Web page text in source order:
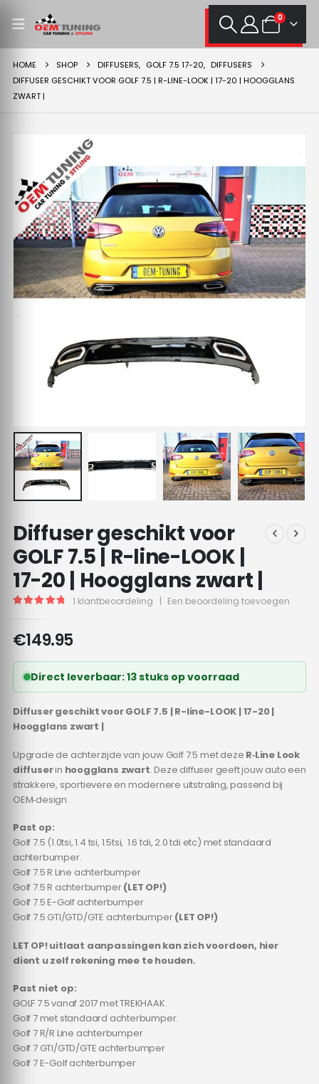
0
HOME SHOP DIFFUSERS, GOLF 7.5 17-20, DIFFUSERS
DIFFUSER GESCHIKT VOOR GOLF 7.5 | R-LINE-LOOK | 17-20 | HOOGGLANS
ZWART |
Diffuser geschikt voor
GOLF 7.5 | R-line-LOOK |
17-20 | Hoogglans zwart |
1 klantbeoordeling | Een beoordeling toevoegen
€149.95
Direct leverbaar: 13 stuks op voorraad
Diffuser geschikt voor GOLF 7.5 | R-line-LOOK | 17-20 |
Hoogglans zwart |
Upgrade de achterzijde van jouw Golf 7.5 met deze R‑Line Look
diffuserin hoogglans zwart. Deze diffuser geeft jouw auto een
strakkere, sportievere en modernere uitstraling, passend bij
OEM‑design.
Past op:
Golf 7.5 (1.0tsi, 1.4 tsi, 1.5tsi, 1.6 tdi, 2.0 tdi etc) met standaard
achterbumper.
Golf 7.5 R Line achterbumper
Golf 7.5 R achterbumper(LET OP!)
Golf 7.5 E-Golf achterbumper
Golf 7.5 GTI/GTD/GTE achterbumper(LET OP!)
LET OP! uitlaat aanpassingen kan zich voordoen, hier
dient u zelf rekening mee te houden.
Past niet op:
GOLF 7.5 vanaf 2017 met TREKHAAK.
Golf 7 met standaard achterbumper.
Golf 7 R/R Line achterbumper
Golf 7 GTI/GTD/GTE achterbumper
Golf 7 E-Golf achterbumper